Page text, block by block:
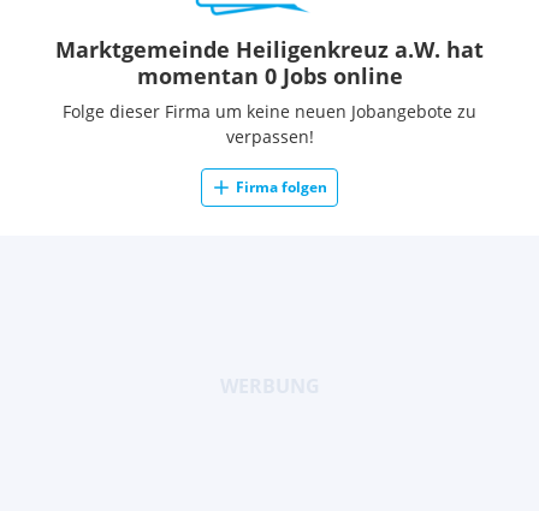
Marktgemeinde Heiligenkreuz a.W. hat
momentan 0 Jobs online
Folge dieser Firma um keine neuen Jobangebote zu
verpassen!
Firma folgen